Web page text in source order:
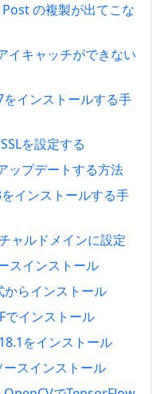
の複製が出てこな
キャッチができない
インストールする手
を設定する
ップデートする方法
インストールする手
ャルドメインに設定
スインストール
からインストール
でインストール
をインストール
スインストール